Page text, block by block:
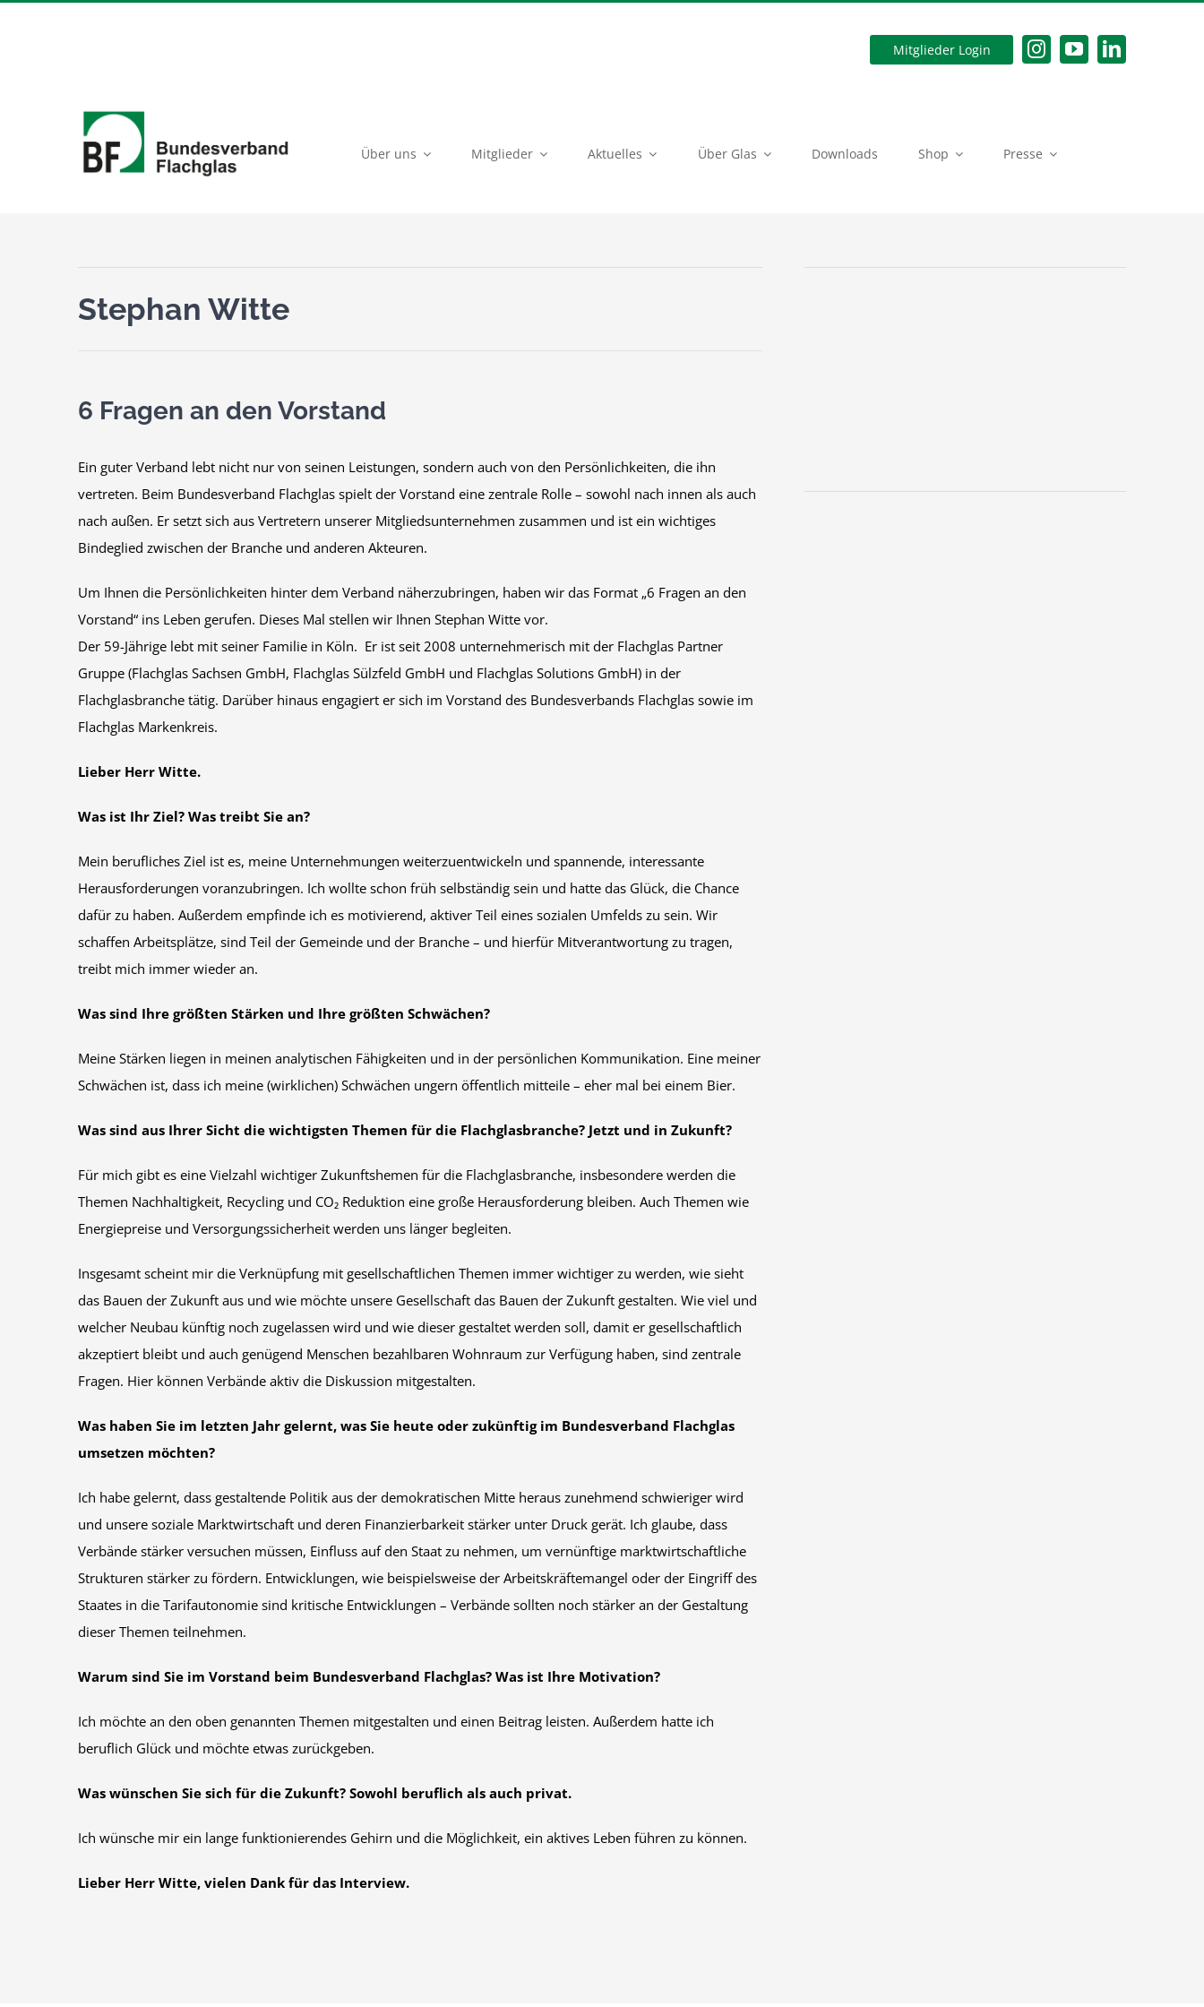
Mitglieder Login
Über uns Mitglieder Aktuelles Über Glas Downloads Shop Presse
Stephan Witte
6 Fragen an den Vorstand
Ein guter Verband lebt nicht nur von seinen Leistungen, sondern auch von den Persönlichkeiten, die ihn
vertreten. Beim Bundesverband Flachglas spielt der Vorstand eine zentrale Rolle – sowohl nach innen als auch
nach außen. Er setzt sich aus Vertretern unserer Mitgliedsunternehmen zusammen und ist ein wichtiges
Bindeglied zwischen der Branche und anderen Akteuren.
Um Ihnen die Persönlichkeiten hinter dem Verband näherzubringen, haben wir das Format „6 Fragen an den
Vorstand“ ins Leben gerufen. Dieses Mal stellen wir Ihnen Stephan Witte vor.
Der 59-Jährige lebt mit seiner Familie in Köln. Er ist seit 2008 unternehmerisch mit der Flachglas Partner
Gruppe (Flachglas Sachsen GmbH, Flachglas Sülzfeld GmbH und Flachglas Solutions GmbH) in der
Flachglasbranche tätig. Darüber hinaus engagiert er sich im Vorstand des Bundesverbands Flachglas sowie im
Flachglas Markenkreis.
Lieber Herr Witte.
Was ist Ihr Ziel? Was treibt Sie an?
Mein berufliches Ziel ist es, meine Unternehmungen weiterzuentwickeln und spannende, interessante
Herausforderungen voranzubringen. Ich wollte schon früh selbständig sein und hatte das Glück, die Chance
dafür zu haben. Außerdem empfinde ich es motivierend, aktiver Teil eines sozialen Umfelds zu sein. Wir
schaffen Arbeitsplätze, sind Teil der Gemeinde und der Branche – und hierfür Mitverantwortung zu tragen,
treibt mich immer wieder an.
Was sind Ihre größten Stärken und Ihre größten Schwächen?
Meine Stärken liegen in meinen analytischen Fähigkeiten und in der persönlichen Kommunikation. Eine meiner
Schwächen ist, dass ich meine (wirklichen) Schwächen ungern öffentlich mitteile – eher mal bei einem Bier.
Was sind aus Ihrer Sicht die wichtigsten Themen für die Flachglasbranche? Jetzt und in Zukunft?
Für mich gibt es eine Vielzahl wichtiger Zukunftshemen für die Flachglasbranche, insbesondere werden die
Themen Nachhaltigkeit, Recycling und CO₂ Reduktion eine große Herausforderung bleiben. Auch Themen wie
Energiepreise und Versorgungssicherheit werden uns länger begleiten.
Insgesamt scheint mir die Verknüpfung mit gesellschaftlichen Themen immer wichtiger zu werden, wie sieht
das Bauen der Zukunft aus und wie möchte unsere Gesellschaft das Bauen der Zukunft gestalten. Wie viel und
welcher Neubau künftig noch zugelassen wird und wie dieser gestaltet werden soll, damit er gesellschaftlich
akzeptiert bleibt und auch genügend Menschen bezahlbaren Wohnraum zur Verfügung haben, sind zentrale
Fragen. Hier können Verbände aktiv die Diskussion mitgestalten.
Was haben Sie im letzten Jahr gelernt, was Sie heute oder zukünftig im Bundesverband Flachglas
umsetzen möchten?
Ich habe gelernt, dass gestaltende Politik aus der demokratischen Mitte heraus zunehmend schwieriger wird
und unsere soziale Marktwirtschaft und deren Finanzierbarkeit stärker unter Druck gerät. Ich glaube, dass
Verbände stärker versuchen müssen, Einfluss auf den Staat zu nehmen, um vernünftige marktwirtschaftliche
Strukturen stärker zu fördern. Entwicklungen, wie beispielsweise der Arbeitskräftemangel oder der Eingriff des
Staates in die Tarifautonomie sind kritische Entwicklungen – Verbände sollten noch stärker an der Gestaltung
dieser Themen teilnehmen.
Warum sind Sie im Vorstand beim Bundesverband Flachglas? Was ist Ihre Motivation?
Ich möchte an den oben genannten Themen mitgestalten und einen Beitrag leisten. Außerdem hatte ich
beruflich Glück und möchte etwas zurückgeben.
Was wünschen Sie sich für die Zukunft? Sowohl beruflich als auch privat.
Ich wünsche mir ein lange funktionierendes Gehirn und die Möglichkeit, ein aktives Leben führen zu können.
Lieber Herr Witte, vielen Dank für das Interview.